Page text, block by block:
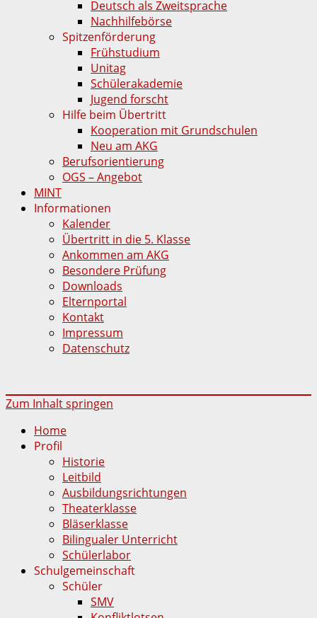
Deutsch als Zweitsprache
Nachhilfebörse
Spitzenförderung
Frühstudium
Unitag
Schülerakademie
Jugend forscht
Hilfe beim Übertritt
Kooperation mit Grundschulen
Neu am AKG
Berufsorientierung
OGS – Angebot
MINT
Informationen
Kalender
Übertritt in die 5. Klasse
Ankommen am AKG
Besondere Prüfung
Downloads
Elternportal
Kontakt
Impressum
Datenschutz
Zum Inhalt springen
Home
Profil
Historie
Leitbild
Ausbildungsrichtungen
Theaterklasse
Bläserklasse
Bilingualer Unterricht
Schülerlabor
Schulgemeinschaft
Schüler
SMV